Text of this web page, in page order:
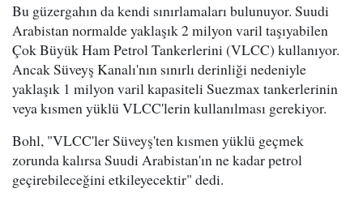
Bu güzergahın da kendi sınırlamaları bulunuyor. Suudi
Arabistan normalde yaklaşık 2 milyon varil taşıyabilen
Çok Büyük Ham Petrol Tankerlerini (VLCC) kullanıyor.
Ancak Süveyş Kanalı'nın sınırlı derinliği nedeniyle
yaklaşık 1 milyon varil kapasiteli Suezmax tankerlerinin
veya kısmen yüklü VLCC'lerin kullanılması gerekiyor.
Bohl, "VLCC'ler Süveyş'ten kısmen yüklü geçmek
zorunda kalırsa Suudi Arabistan'ın ne kadar petrol
geçirebileceğini etkileyecektir" dedi.